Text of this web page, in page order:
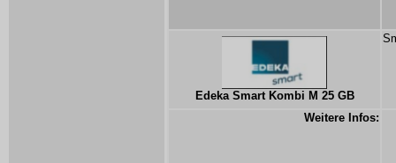
Edeka Smart Kombi M 25 GB
Weitere Infos: